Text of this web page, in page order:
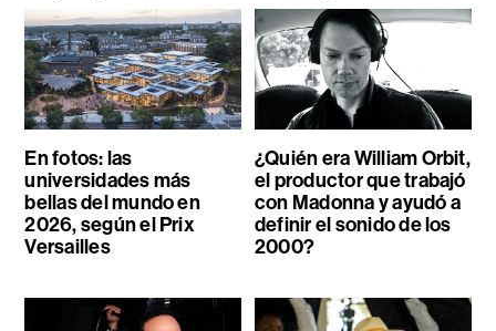
En fotos: las
universidades más
bellas del mundo en
2026, según el Prix
Versailles
¿Quién era William Orbit,
el productor que trabajó
con Madonna y ayudó a
definir el sonido de los
2000?